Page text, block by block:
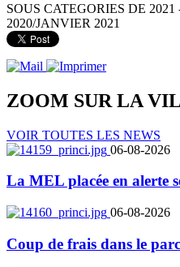
SOUS CATEGORIES DE
2020/JANVIER 2021
ZOOM SUR LA
VOIR TOUTES LES NEWS
06-08-2026
La MEL placée en alerte
06-08-2026
Coup de frais dans le